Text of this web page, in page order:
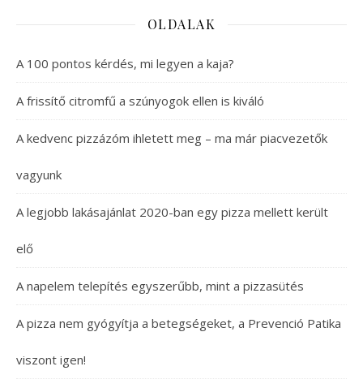
OLDALAK
A 100 pontos kérdés, mi legyen a kaja?
A frissítő citromfű a szúnyogok ellen is kiváló
A kedvenc pizzázóm ihletett meg – ma már piacvezetők
vagyunk
A legjobb lakásajánlat 2020-ban egy pizza mellett került
elő
A napelem telepítés egyszerűbb, mint a pizzasütés
A pizza nem gyógyítja a betegségeket, a Prevenció Patika
viszont igen!